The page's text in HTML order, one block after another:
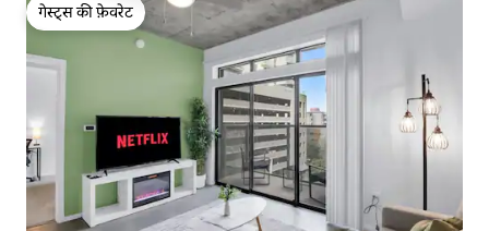
गेस्ट्स की फ़ेवरेट
गेस्ट्स की फ़ेवरेट